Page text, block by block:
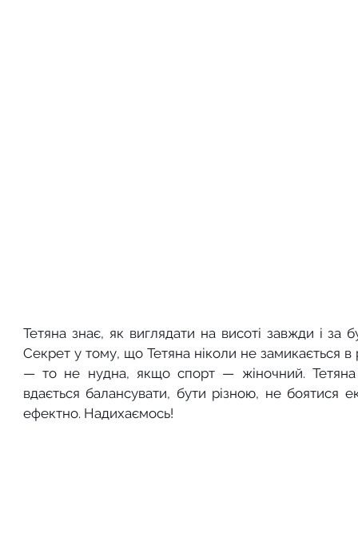
Тетяна знає, як виглядати на висоті завжди і за
Секрет у тому, що Тетяна ніколи не замикається
— то не нудна, якщо спорт — жіночний.
вдається балансувати, бути різною, не боятися
ефектно. Надихаємось!